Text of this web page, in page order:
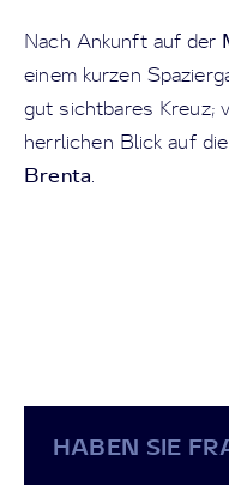
Nach Ankunft auf der
einem kurzen
gut sichtbares Kreuz;
herrlichen Blick auf
Brenta.
HABEN SIE